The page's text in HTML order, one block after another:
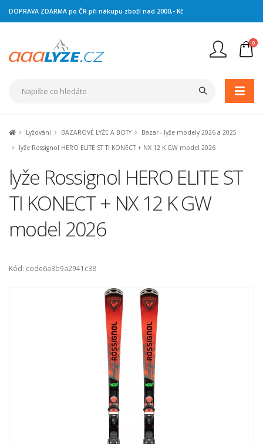
DOPRAVA ZDARMA po ČR při nákupu zboží nad 2000,- Kč
0
Lyžování BAZAROVÉ LYŽE A BOTY
Bazar - lyže modely 2026 a 2025
lyže Rossignol HERO ELITE ST TI KONECT + NX 12 K GW model 2026
lyže Rossignol HERO ELITE ST
TI KONECT + NX 12 K GW
model 2026
Kód: code6a3b9a2941c38